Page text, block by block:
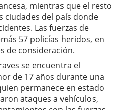
mientras que el resto
ciudades del país donde
Las fuerzas de
57 policías heridos, en
de consideración.
se encuentra el
de 17 años durante una
permanece en estado
ataques a vehículos,